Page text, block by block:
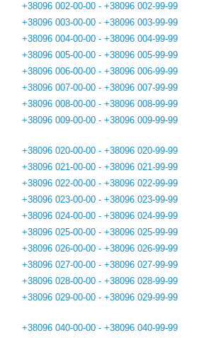
+38096 002-00-00 - +38096 002-99-99
+38096 003-00-00 - +38096 003-99-99
+38096 004-00-00 - +38096 004-99-99
+38096 005-00-00 - +38096 005-99-99
+38096 006-00-00 - +38096 006-99-99
+38096 007-00-00 - +38096 007-99-99
+38096 008-00-00 - +38096 008-99-99
+38096 009-00-00 - +38096 009-99-99
+38096 020-00-00 - +38096 020-99-99
+38096 021-00-00 - +38096 021-99-99
+38096 022-00-00 - +38096 022-99-99
+38096 023-00-00 - +38096 023-99-99
+38096 024-00-00 - +38096 024-99-99
+38096 025-00-00 - +38096 025-99-99
+38096 026-00-00 - +38096 026-99-99
+38096 027-00-00 - +38096 027-99-99
+38096 028-00-00 - +38096 028-99-99
+38096 029-00-00 - +38096 029-99-99
+38096 040-00-00 - +38096 040-99-99